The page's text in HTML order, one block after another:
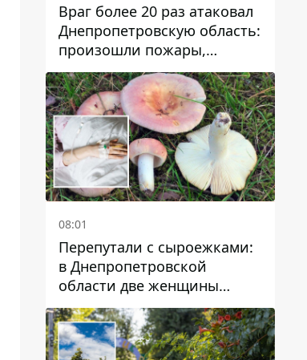
Враг более 20 раз атаковал
Днепропетровскую область:
произошли пожары,
повреждены дома,
инфраструктура и авто
08:01
Перепутали с сыроежками:
в Днепропетровской
области две женщины
отравились грибами